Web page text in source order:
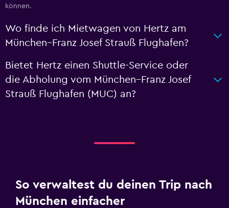
können.
Wo finde ich Mietwagen von Hertz am
München–Franz Josef Strauß Flughafen?
Bietet Hertz einen Shuttle-Service oder
die Abholung vom München–Franz Josef
Strauß Flughafen (MUC) an?
So verwaltest du deinen Trip nach
München einfacher